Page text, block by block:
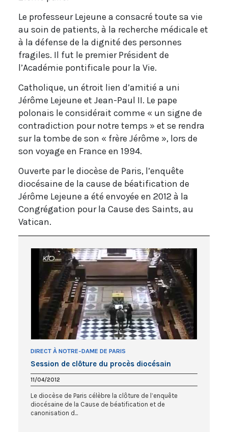
Le professeur Lejeune a consacré toute sa vie
au soin de patients, à la recherche médicale et
à la défense de la dignité des personnes
fragiles. Il fut le premier Président de
l’Académie pontificale pour la Vie.
Catholique, un étroit lien d’amitié a uni
Jérôme Lejeune et Jean-Paul II. Le pape
polonais le considérait comme « un signe de
contradiction pour notre temps » et se rendra
sur la tombe de son « frère Jérôme », lors de
son voyage en France en 1994.
Ouverte par le diocèse de Paris, l’enquête
diocésaine de la cause de béatification de
Jérôme Lejeune a été envoyée en 2012 à la
Congrégation pour la Cause des Saints, au
Vatican.
DIRECT À NOTRE-DAME DE PARIS
Session de clôture du procès diocésain
11/04/2012
Le diocèse de Paris célèbre la clôture de l’enquête
diocésaine de la Cause de béatification et de
canonisation d...